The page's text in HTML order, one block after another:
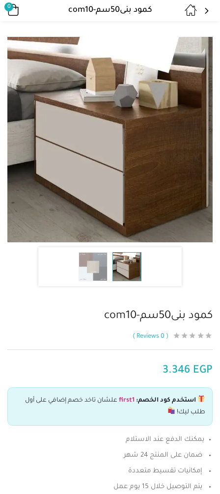
كمود بنى50سم-com10 0
كمود بنى50سم-com10
0
3.346 EGP
استخدم كود الخصم: first1علشان تاخد خصم إضافي على أول
طلب ليك!
يمكنك الدفع عند الاستلام
ضمان على المنتج 24 شهر
إمكانيات تقسيط متعددة
يتم التوصيل خلال 15 يوم عمل